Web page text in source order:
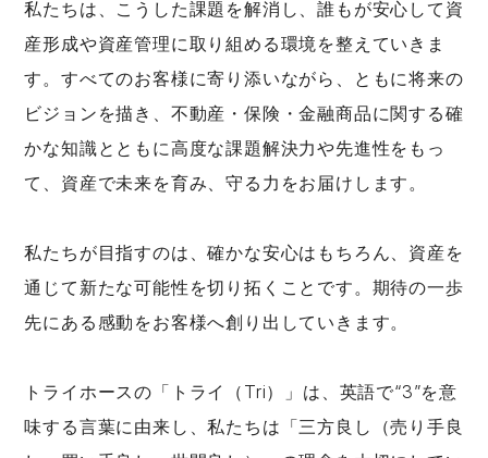
私たちは、こうした課題を解消し、誰もが安心して資
産形成や資産管理に取り組める環境を整えていきま
す。すべてのお客様に寄り添いながら、ともに将来の
ビジョンを描き、不動産・保険・金融商品に関する確
かな知識とともに高度な課題解決力や先進性をもっ
て、資産で未来を育み、守る力をお届けします。
私たちが目指すのは、確かな安心はもちろん、資産を
通じて新たな可能性を切り拓くことです。期待の一歩
先にある感動をお客様へ創り出していきます。
トライホースの「トライ（Tri）」は、英語で“3”を意
味する言葉に由来し、私たちは「三方良し（売り手良